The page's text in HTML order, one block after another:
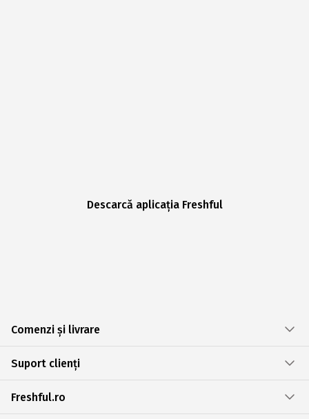
Descarcă aplicația Freshful
Comenzi și livrare
Suport clienți
Freshful.ro